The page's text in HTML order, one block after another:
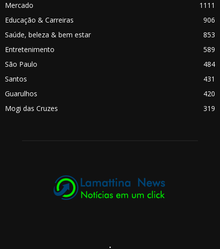
Mercado
1111
Educação & Carreiras
906
Saúde, beleza & bem estar
853
Entretenimento
589
São Paulo
484
Santos
431
Guarulhos
420
Mogi das Cruzes
319
.